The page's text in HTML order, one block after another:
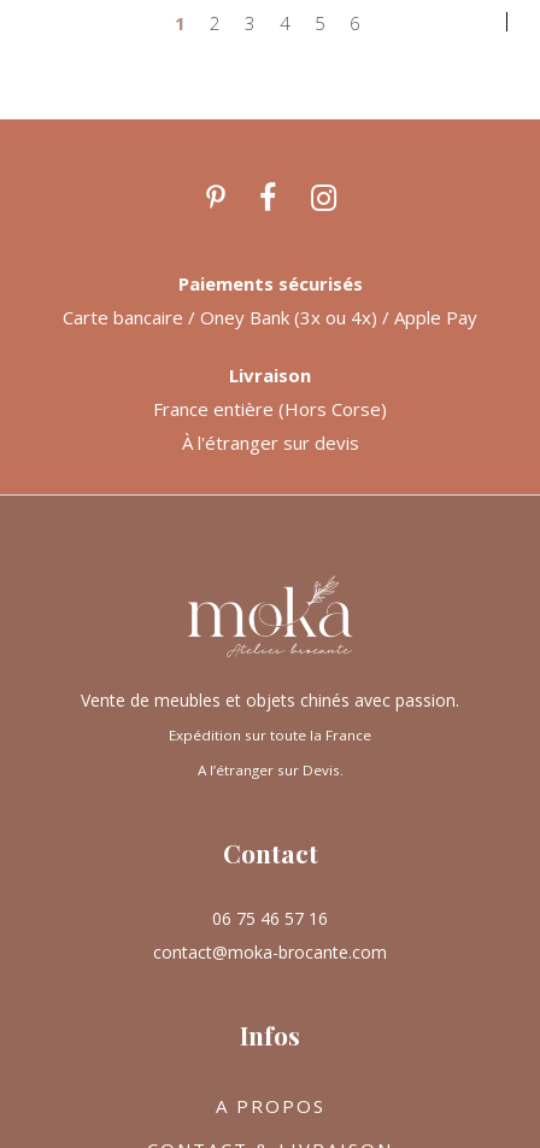
1 2 3 4 5 6
Vente de meubles et objets chinés avec passion.
Expédition sur toute la France
A l’étranger sur Devis.
Contact
06 75 46 57 16
contact@moka-brocante.com
Infos
A PROPOS
Paiements sécurisés
Carte bancaire / Oney Bank (3x ou 4x) / Apple Pay
Livraison
France entière (Hors Corse)
À l'étranger sur devis